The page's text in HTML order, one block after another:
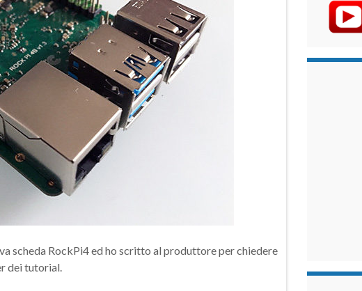
scheda RockPi4 ed ho scritto al produttore per chiedere
dei tutorial.